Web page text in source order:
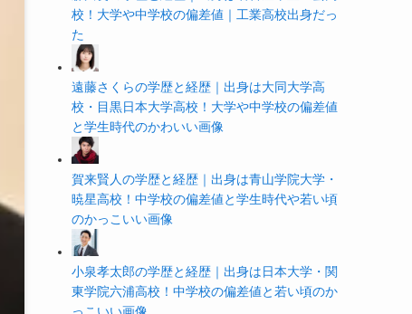
校！大学や中学校の偏差値｜工業高校出身だっ
た
遠藤さくらの学歴と経歴｜出身は大同大学高
校・目黒日本大学高校！大学や中学校の偏差値
と学生時代のかわいい画像
賀来賢人の学歴と経歴｜出身は青山学院大学・
暁星高校！中学校の偏差値と学生時代や若い頃
のかっこいい画像
小泉孝太郎の学歴と経歴｜出身は日本大学・関
東学院六浦高校！中学校の偏差値と若い頃のか